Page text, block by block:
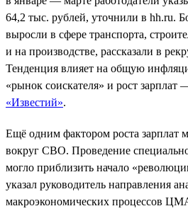
64,2 тыс. рублей, уточнили в hh.ru.
выросли в сфере транспорта,
и на производстве, рассказали в
Тенденция влияет на общую
«рынок соискателя» и рост зарплат
«Известий».
Ещё одним фактором роста зарплат
вокруг СВО. Проведение
могло приблизить начало
указал руководитель направления
макроэкономических процессов